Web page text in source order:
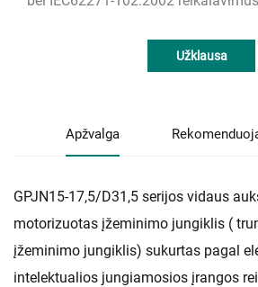
Užklausa
Apžvalga
GPJN15-17,5/D31,5 serijos vidaus
motorizuotas įžeminimo jungiklis (
įžeminimo jungiklis) sukurtas pagal
intelektualios jungiamosios įrangos